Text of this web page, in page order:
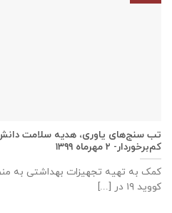
تب سنج‌های یاوری، هدیه سلامت
کم‌برخوردار- ۲ مهرماه ۱۳۹۹
کمک به تهیه تجهیزات بهداشتی به
کووید ۱۹ در [...]